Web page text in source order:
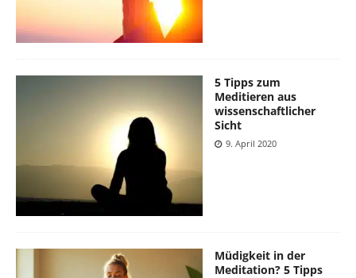
5 Tipps zum
Meditieren aus
wissenschaftlicher
Sicht
9. April 2020
Müdigkeit in der
Meditation? 5 Tipps